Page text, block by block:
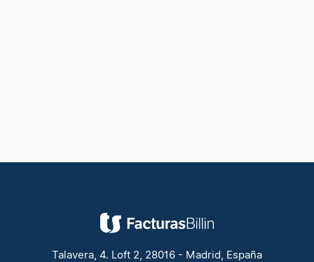
Talavera, 4. Loft 2, 28016 - Madrid, España